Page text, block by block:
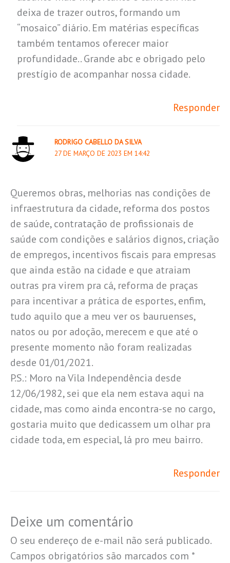
deixa de trazer outros, formando um
“mosaico” diário. Em matérias específicas
também tentamos oferecer maior
profundidade.. Grande abc e obrigado pelo
prestígio de acompanhar nossa cidade.
Responder
RODRIGO CABELLO DA SILVA
27 DE MARÇO DE 2023 EM 14:42
Queremos obras, melhorias nas condições de
infraestrutura da cidade, reforma dos postos
de saúde, contratação de profissionais de
saúde com condições e salários dignos, criação
de empregos, incentivos fiscais para empresas
que ainda estão na cidade e que atraiam
outras pra virem pra cá, reforma de praças
para incentivar a prática de esportes, enfim,
tudo aquilo que a meu ver os bauruenses,
natos ou por adoção, merecem e que até o
presente momento não foram realizadas
desde 01/01/2021.
P.S.: Moro na Vila Independência desde
12/06/1982, sei que ela nem estava aqui na
cidade, mas como ainda encontra-se no cargo,
gostaria muito que dedicassem um olhar pra
cidade toda, em especial, lá pro meu bairro.
Responder
Deixe um comentário
O seu endereço de e-mail não será publicado.
Campos obrigatórios são marcados com *